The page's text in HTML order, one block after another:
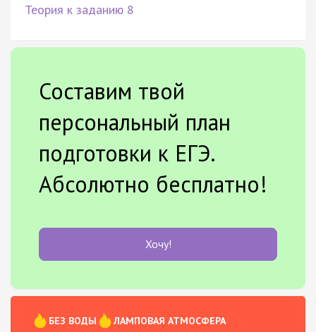
Теория к заданию 8
Составим твой
персональный план
подготовки к ЕГЭ.
Абсолютно бесплатно!
Хочу!
БЕЗ ВОДЫ
ЛАМПОВАЯ АТМОСФЕРА